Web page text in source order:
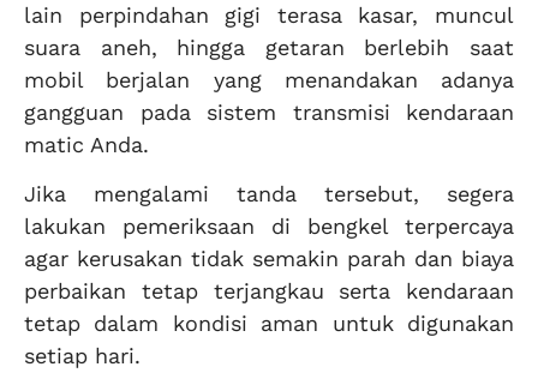
lain perpindahan gigi terasa kasar, muncul
suara aneh, hingga getaran berlebih saat
mobil berjalan yang menandakan adanya
gangguan pada sistem transmisi kendaraan
matic Anda.
Jika mengalami tanda tersebut, segera
lakukan pemeriksaan di bengkel terpercaya
agar kerusakan tidak semakin parah dan biaya
perbaikan tetap terjangkau serta kendaraan
tetap dalam kondisi aman untuk digunakan
setiap hari.